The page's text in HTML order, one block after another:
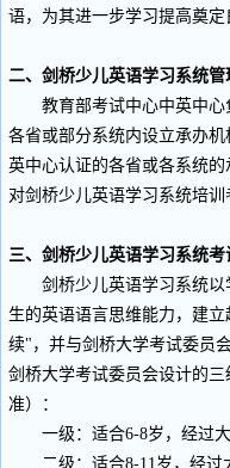
语，为其进一步学习提高奠定
二、剑桥少儿英语学习系统管
教育部考试中心中英中心
各省或部分系统内设立承办
英中心认证的各省或各系统
对剑桥少儿英语学习系统培训
三、剑桥少儿英语学习系统考
剑桥少儿英语学习系统以
生的英语语言思维能力，建
续"，并与剑桥大学考试委员
剑桥大学考试委员会设计的
准）：
一级：适合6-8岁，经过大
二级：适合8-11岁，经过大